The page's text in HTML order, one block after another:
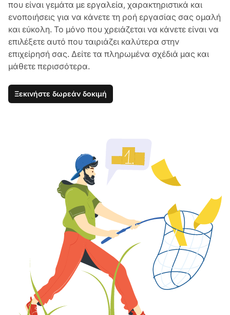
που είναι γεμάτα με εργαλεία, χαρακτηριστικά και
ενοποιήσεις για να κάνετε τη ροή εργασίας σας ομαλή
και εύκολη. Το μόνο που χρειάζεται να κάνετε είναι να
επιλέξετε αυτό που ταιριάζει καλύτερα στην
επιχείρησή σας. Δείτε τα πληρωμένα σχέδιά μας και
μάθετε περισσότερα.
Ξεκινήστε δωρεάν δοκιμή